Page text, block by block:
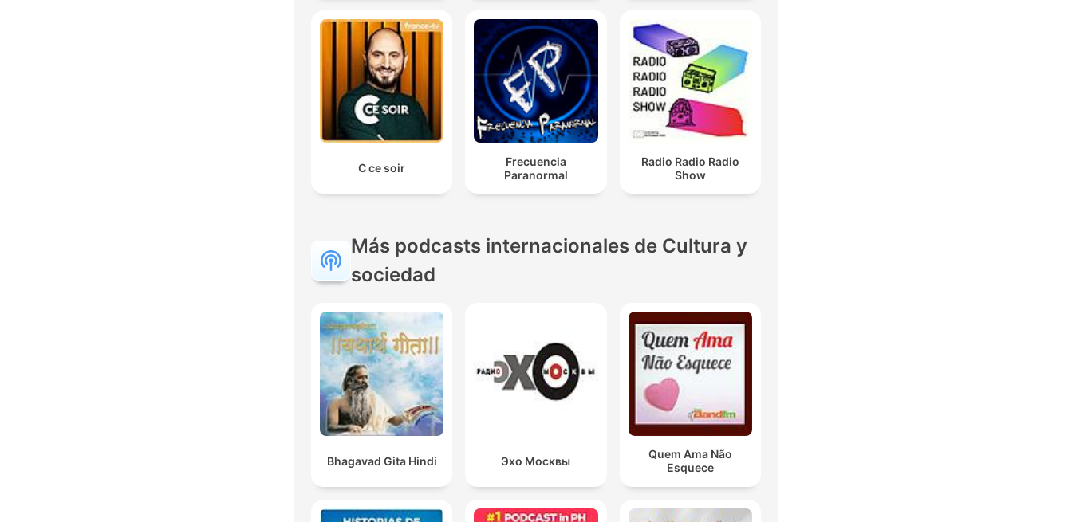
C ce soir
Frecuencia
Paranormal
Radio Radio Radio
Show
Más podcasts internacionales de Cultura y
sociedad
Bhagavad Gita Hindi Эхо Москвы
Quem Ama Não
Esquece